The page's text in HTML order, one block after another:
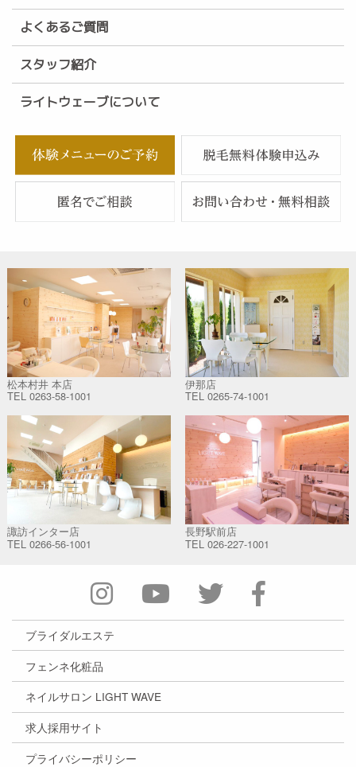
よくあるご質問
スタッフ紹介
ライトウェーブについて
松本村井 本店
TEL 0263-58-1001
伊那店
TEL 0265-74-1001
諏訪インター店
TEL 0266-56-1001
長野駅前店
TEL 026-227-1001
ブライダルエステ
フェンネ化粧品
ネイルサロン LIGHT WAVE
求人採用サイト
プライバシーポリシー